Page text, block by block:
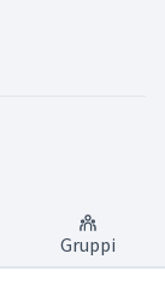
Gruppi